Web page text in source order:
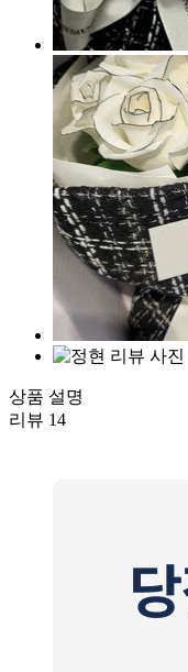
상품 설명
리뷰 14